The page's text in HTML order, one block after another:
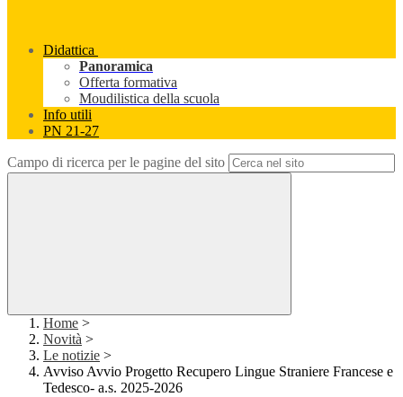
Didattica
Panoramica
Offerta formativa
Moudilistica della scuola
Info utili
PN 21-27
Campo di ricerca per le pagine del sito
Home >
Novità >
Le notizie >
Avviso Avvio Progetto Recupero Lingue Straniere Francese e
Tedesco- a.s. 2025-2026